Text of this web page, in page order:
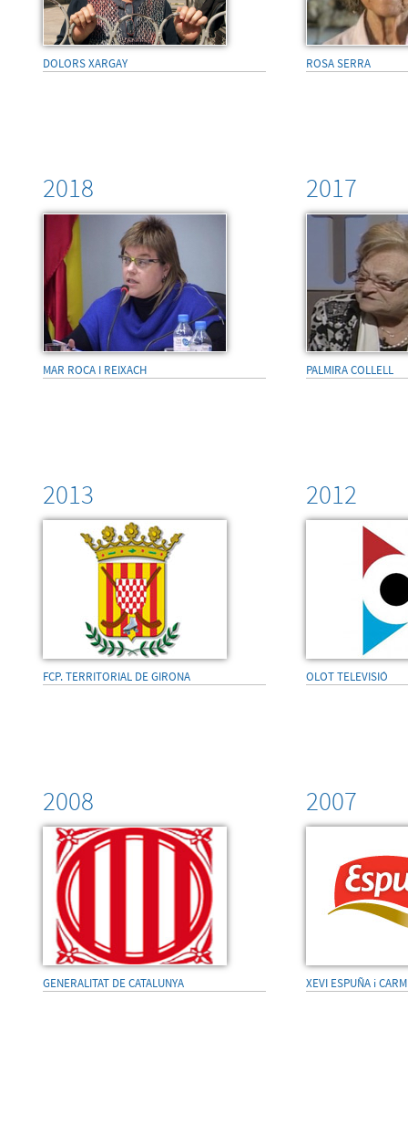
DOLORS XARGAY ROSA SERRA
2018
MAR ROCA I REIXACH
2017
PALMIRA COLLELL
2013
FCP. TERRITORIAL DE GIRONA
2012
OLOT TELEVISIÓ
2008
GENERALITAT DE CATALUNYA
2007
XEVI ESPUÑA i